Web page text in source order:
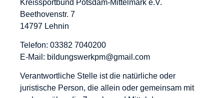
Kreissportbund Potsdam-Mittelmark e.V.
Beethovenstr. 7
14797 Lehnin
Telefon: 03382 7040200
E-Mail: bildungswerkpm@gmail.com
Verantwortliche Stelle ist die natürliche oder
juristische Person, die allein oder gemeinsam mit